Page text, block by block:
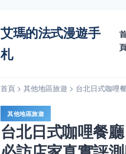
艾瑪的法式漫遊手
札
首頁 > 其他地區旅遊 > 台北日式咖哩
其他地區旅遊
台北日式咖哩餐